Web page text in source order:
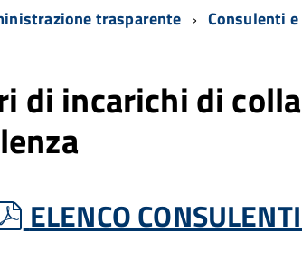
trasparente Consulenti
di incarichi di
pdf
ELENCO